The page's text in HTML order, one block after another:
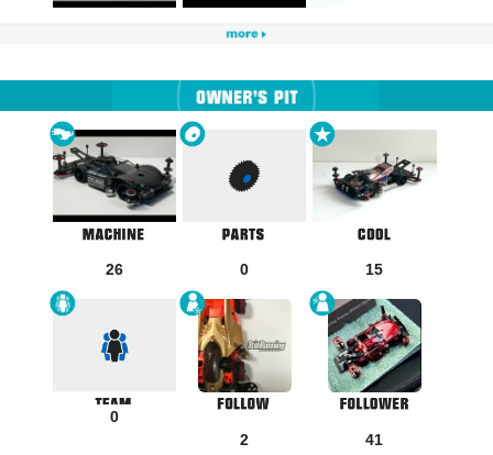
26 0 15
0
2
41